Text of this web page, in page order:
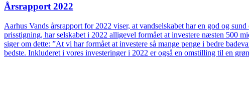
Årsrapport 2022
Aarhus Vands årsrapport for 2022 viser, at vandselskabet har en god og
prisstigning, har selskabet i 2022 alligevel formået at investere næsten 500
siger om dette: ”At vi har formået at investere så mange penge i bedre
bedste. Inkluderet i vores investeringer i 2022 er også en omstilling til en